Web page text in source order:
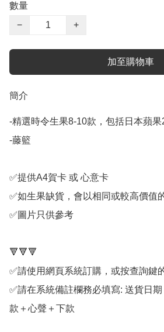
數量
−
+
加至購物車
簡介
-精選時令生果8-10款，包括日本蘋
-藤籃
✅提供A4賀卡 或 心意卡
✅如生果缺貨，會以相同或較高價值
✅圖片只供參考
🔻🔻🔻
✅請使用網頁系統訂購，或按查詢鍵
✅請在系統備註欄務必填寫: 送貨日
款＋心聲＋下款